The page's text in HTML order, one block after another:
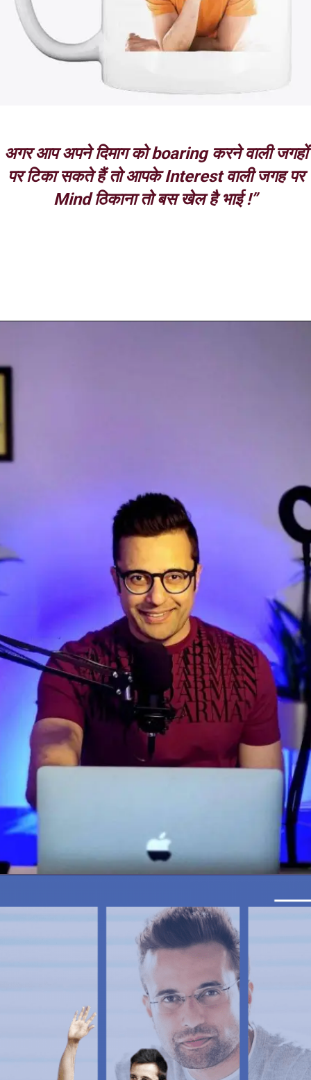
अगर आप अपने दिमाग को boaring करने वाली जगहों
पर टिका सकते हैं तो आपके Interest वाली जगह पर
Mind ठिकाना तो बस खेल है भाई !”